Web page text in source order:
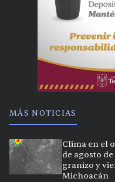
MÁS NOTICIAS
Clima en el
de agosto
granizo y
Michoacán